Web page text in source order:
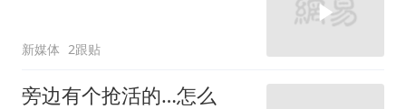
新媒体 2跟贴
旁边有个抢活的…怎么